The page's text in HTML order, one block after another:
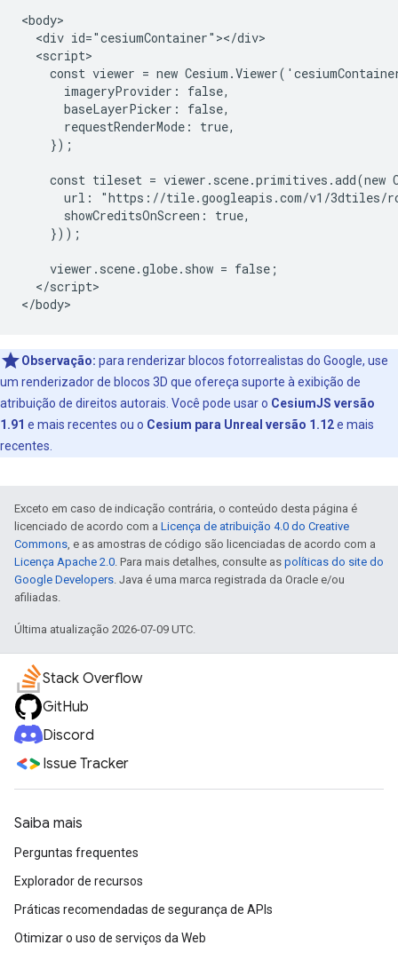
<body>
  <div id="cesiumContainer"></div>
  <script>
const viewer = new
      imageryProvider: false,
      baseLayerPicker: false,
      requestRenderMode: true,
    });
const tileset = viewer.scene.primitives.add(new
url: "https://tile.googleapis.com/v1/3dtiles/
      showCreditsOnScreen: true,
    }));
    viewer.scene.globe.show = false;
  </script>
Observação: para renderizar blocos fotorrealistas do Google, use
um renderizador de blocos 3D que ofereça suporte à exibição de
atribuição de direitos autorais. Você pode usar o CesiumJS versão
1.91 e mais recentes ou o Cesium para Unreal versão 1.12e mais
recentes.
Exceto em caso de indicação contrária, o conteúdo desta página é
licenciado de acordo com a Licença de atribuição 4.0 do Creative
Commons, e as amostras de código são licenciadas de acordo com a
Licença Apache 2.0. Para mais detalhes, consulte as políticas do site do
Google Developers. Java é uma marca registrada da Oracle e/ou
afiliadas.
Última atualização 2026-07-09 UTC.
Stack Overflow
GitHub
Discord
Issue Tracker
Saiba mais
Perguntas frequentes
Explorador de recursos
Práticas recomendadas de segurança de APIs
Otimizar o uso de serviços da Web